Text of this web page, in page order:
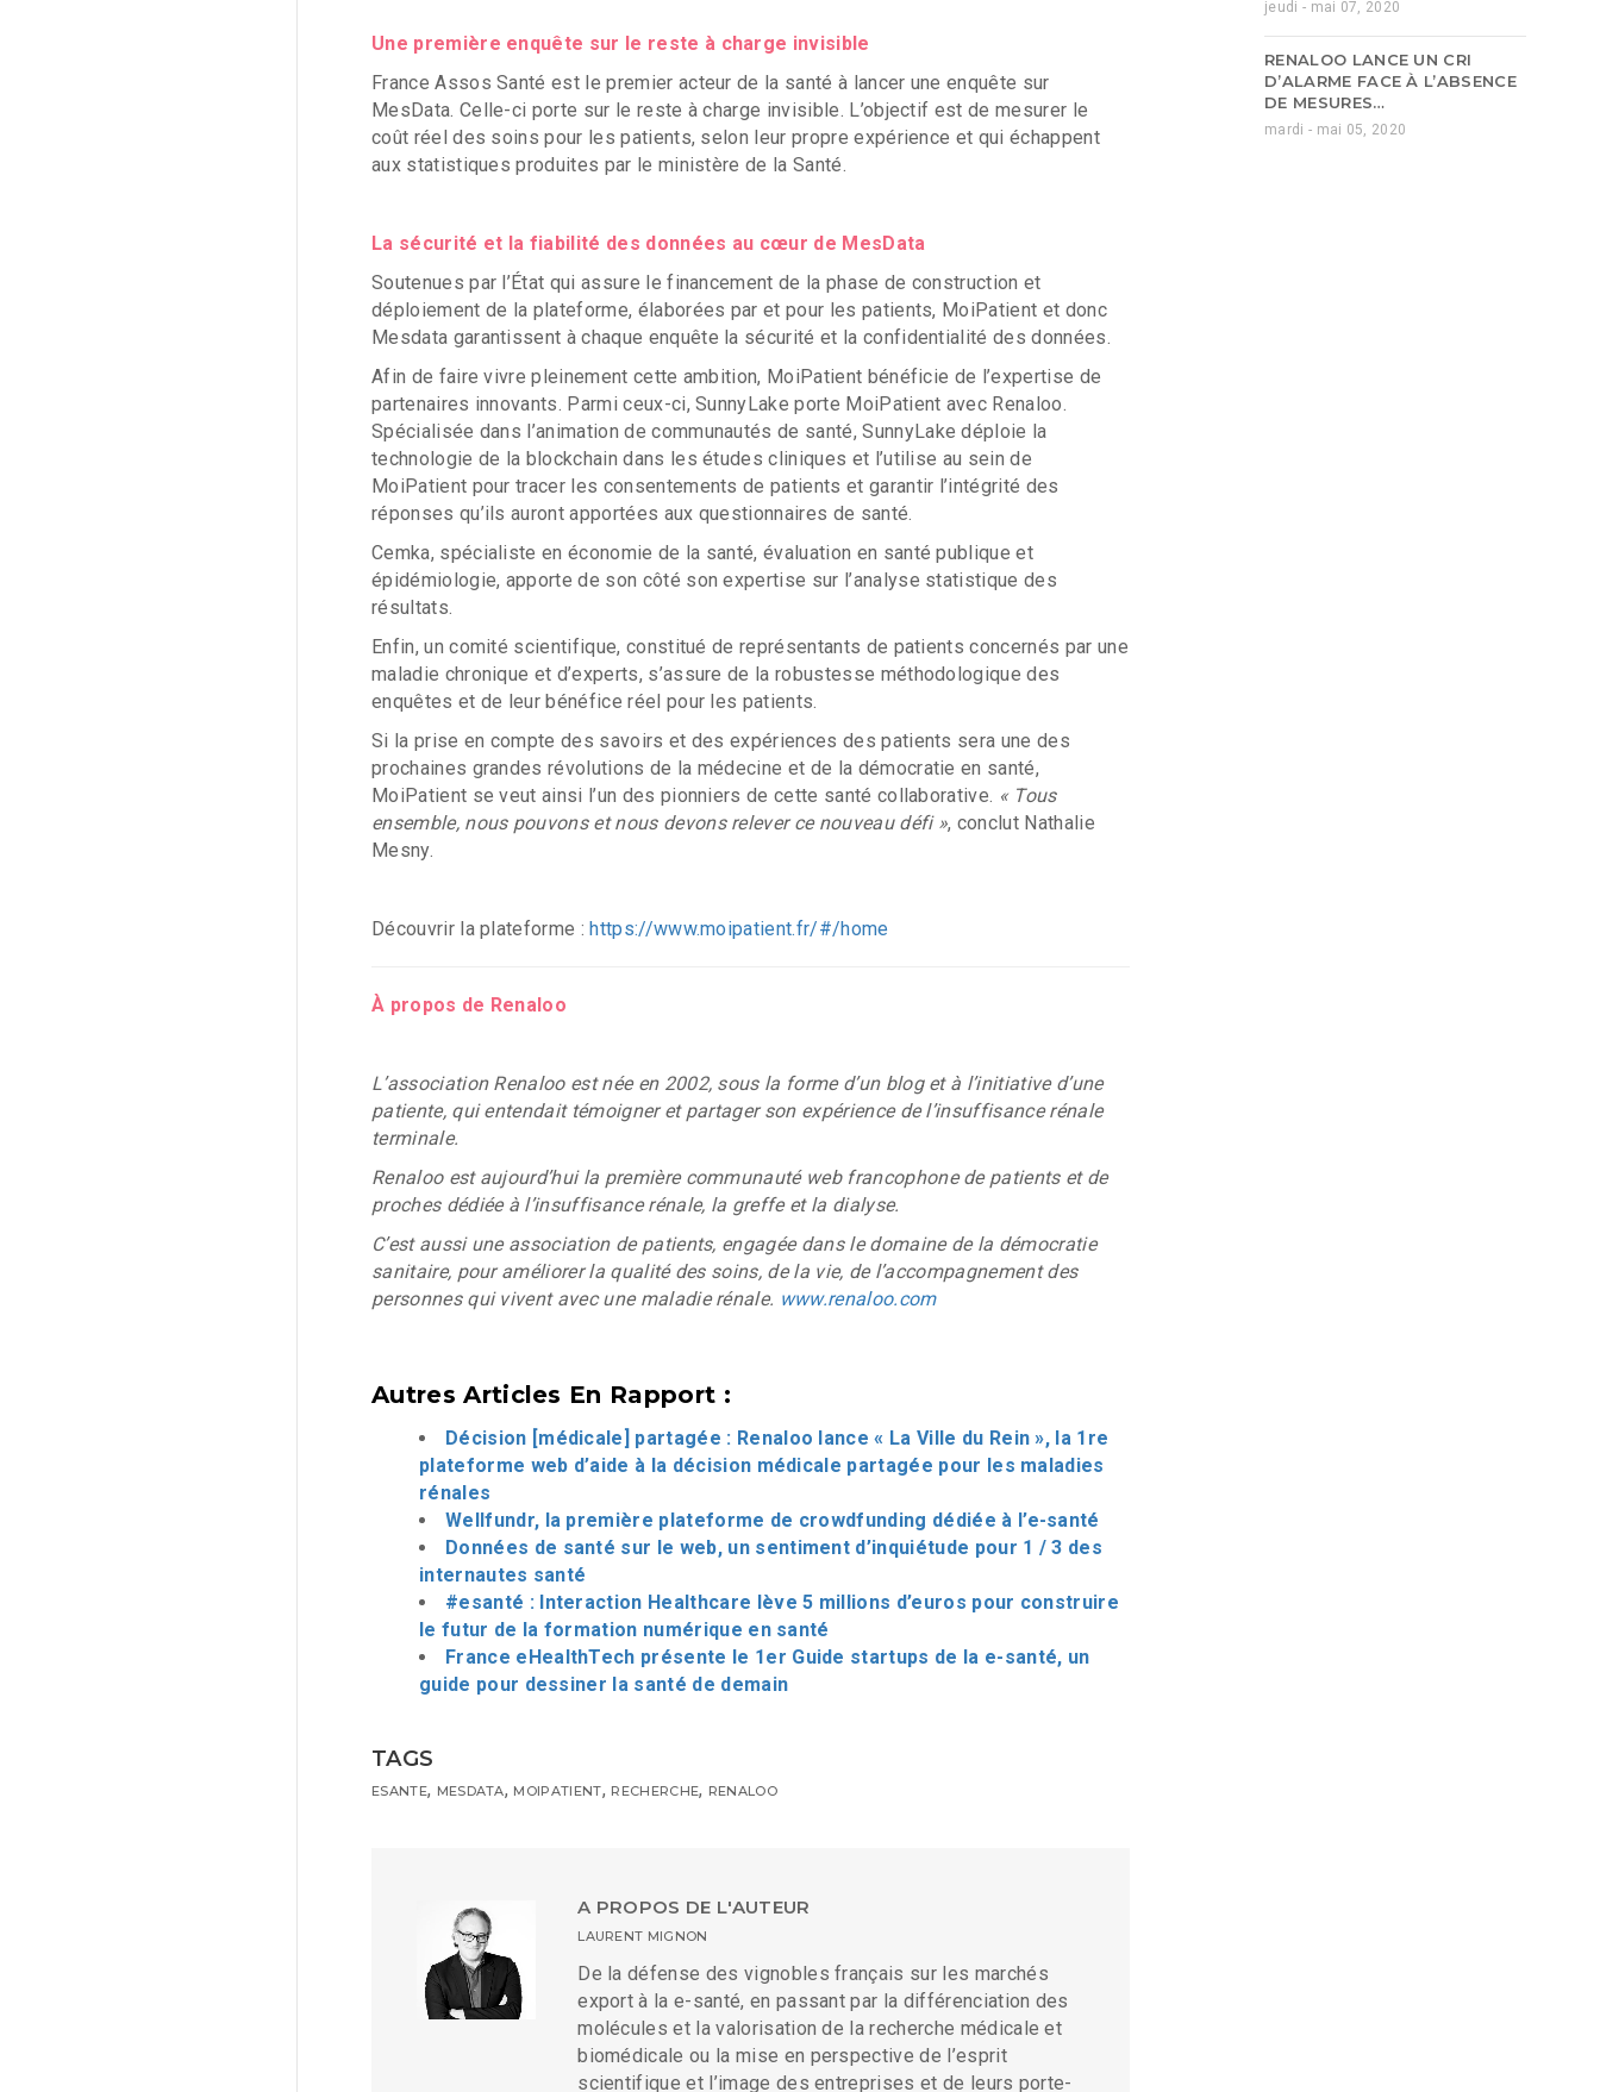
Une première enquête sur le reste à charge invisible
France Assos Santé est le premier acteur de la santé à lancer une enquête sur
MesData. Celle-ci porte sur le reste à charge invisible. L’objectif est de mesurer le
coût réel des soins pour les patients, selon leur propre expérience et qui échappent
aux statistiques produites par le ministère de la Santé.
La sécurité et la fiabilité des données au cœur de MesData
Soutenues par l’État qui assure le financement de la phase de construction et
déploiement de la plateforme, élaborées par et pour les patients, MoiPatient et donc
Mesdata garantissent à chaque enquête la sécurité et la confidentialité des données.
Afin de faire vivre pleinement cette ambition, MoiPatient bénéficie de l’expertise de
partenaires innovants. Parmi ceux-ci, SunnyLake porte MoiPatient avec Renaloo.
Spécialisée dans l’animation de communautés de santé, SunnyLake déploie la
technologie de la blockchain dans les études cliniques et l’utilise au sein de
MoiPatient pour tracer les consentements de patients et garantir l’intégrité des
réponses qu’ils auront apportées aux questionnaires de santé.
Cemka, spécialiste en économie de la santé, évaluation en santé publique et
épidémiologie, apporte de son côté son expertise sur l’analyse statistique des
résultats.
Enfin, un comité scientifique, constitué de représentants de patients concernés par une
maladie chronique et d’experts, s’assure de la robustesse méthodologique des
enquêtes et de leur bénéfice réel pour les patients.
Si la prise en compte des savoirs et des expériences des patients sera une des
prochaines grandes révolutions de la médecine et de la démocratie en santé,
MoiPatient se veut ainsi l’un des pionniers de cette santé collaborative. « Tous
ensemble, nous pouvons et nous devons relever ce nouveau défi », conclut Nathalie
Mesny.
Découvrir la plateforme :https://www.moipatient.fr/#/home
À propos de Renaloo
L’association Renaloo est née en 2002, sous la forme d’un blog et à l’initiative d’une
patiente, qui entendait témoigner et partager son expérience de l’insuffisance rénale
terminale.
Renaloo est aujourd’hui la première communauté web francophone de patients et de
proches dédiée à l’insuffisance rénale, la greffe et la dialyse.
C’est aussi une association de patients, engagée dans le domaine de la démocratie
sanitaire, pour améliorer la qualité des soins, de la vie, de l’accompagnement des
personnes qui vivent avec une maladie rénale. www.renaloo.com
Autres Articles En Rapport :
Décision [médicale] partagée : Renaloo lance « La Ville du Rein », la 1re
plateforme web d’aide à la décision médicale partagée pour les maladies
rénales
Wellfundr, la première plateforme de crowdfunding dédiée à l’e-santé
Données de santé sur le web, un sentiment d’inquiétude pour 1 / 3 des
internautes santé
#esanté : Interaction Healthcare lève 5 millions d’euros pour construire
le futur de la formation numérique en santé
France eHealthTech présente le 1er Guide startups de la e-santé, un
guide pour dessiner la santé de demain
TAGS
ESANTE, MESDATA, MOIPATIENT, RECHERCHE, RENALOO
A PROPOS DE L'AUTEUR
LAURENT MIGNON
De la défense des vignobles français sur les marchés
export à la e-santé, en passant par la différenciation des
molécules et la valorisation de la recherche médicale et
biomédicale ou la mise en perspective de l’esprit
scientifique et l’image des entreprises et de leurs porte-
jeudi - mai 07, 2020
RENALOO LANCE UN CRI
D’ALARME FACE À L’ABSENCE
DE MESURES…
mardi - mai 05, 2020